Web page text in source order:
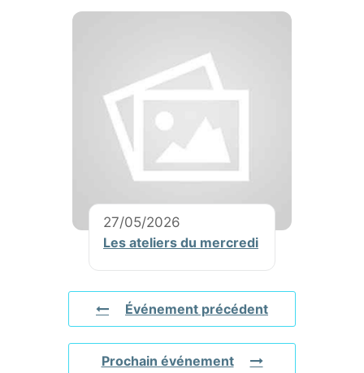
27/05/2026
Les ateliers du mercredi
Événement précédent
Prochain événement